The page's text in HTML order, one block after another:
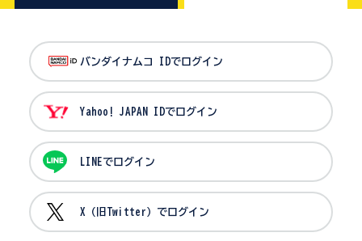
バンダイナムコ IDでログイン
Yahoo! JAPAN IDでログイン
LINEでログイン
X（旧Twitter）でログイン